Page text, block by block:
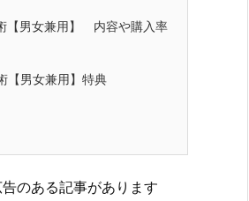
【男女兼用】 内容や購入率
【男女兼用】特典
のある記事があります